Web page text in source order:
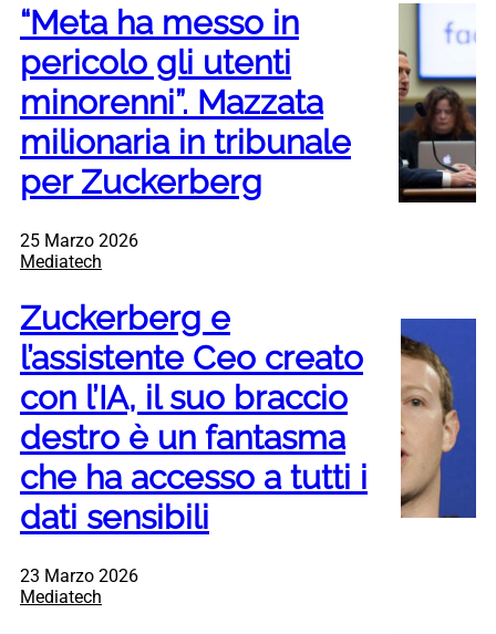
“Meta ha messo in
pericolo gli utenti
minorenni”. Mazzata
milionaria in tribunale
per Zuckerberg
25 Marzo 2026
Mediatech
Zuckerberg e
l’assistente Ceo creato
con l’IA, il suo braccio
destro è un fantasma
che ha accesso a tutti i
dati sensibili
23 Marzo 2026
Mediatech